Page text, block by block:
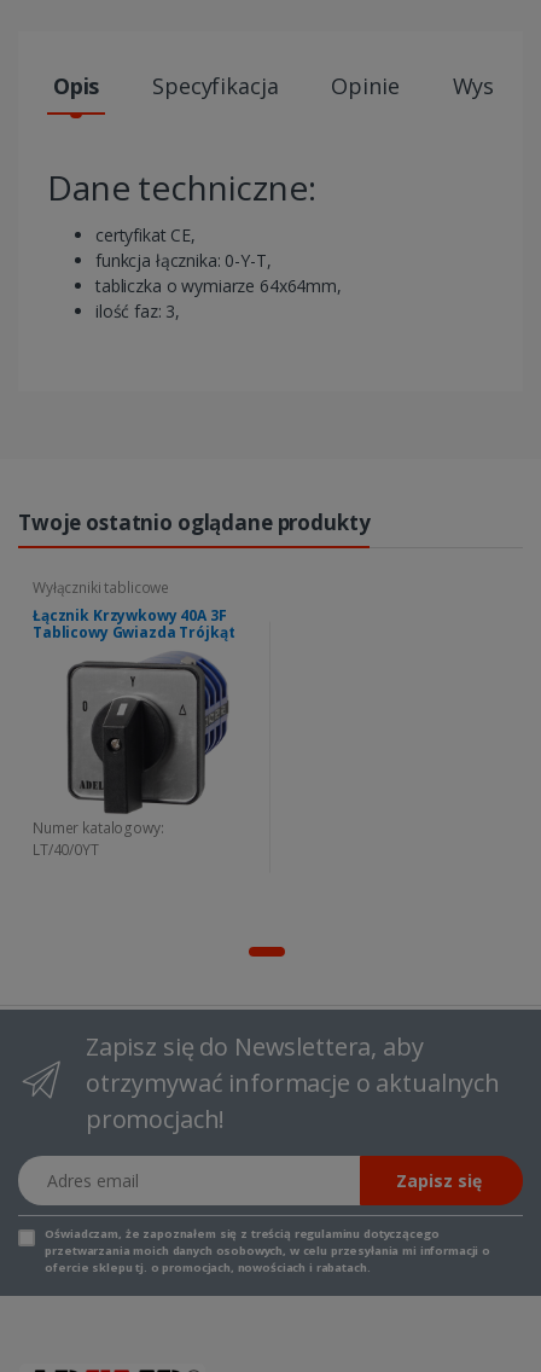
Opis Specyfikacja Opinie Wysyłki
Dane techniczne:
certyfikat CE,
funkcja łącznika: 0-Y-T,
tabliczka o wymiarze 64x64mm,
ilość faz: 3,
Twoje ostatnio oglądane produkty
Wyłączniki tablicowe
Łącznik Krzywkowy 40A 3F
Tablicowy Gwiazda Trójkąt
Numer katalogowy:
LT/40/0YT
Zapisz się do Newslettera, aby
otrzymywać informacje o aktualnych
promocjach!
Adres email
Zapisz się
Oświadczam, że zapoznałem się z treścią regulaminu dotyczącego
przetwarzania moich danych osobowych, w celu przesyłania mi informacji o
ofercie sklepu tj. o promocjach, nowościach i rabatach.